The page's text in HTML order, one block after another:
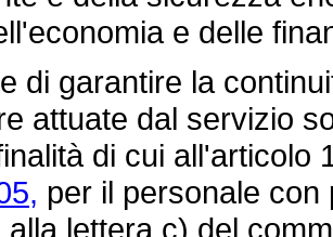
e delle
garantire la
attuate dal servizio
di cui all'articolo
per il personale
alla lettera c) del